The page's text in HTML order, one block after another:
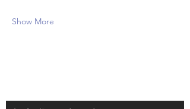
Show More